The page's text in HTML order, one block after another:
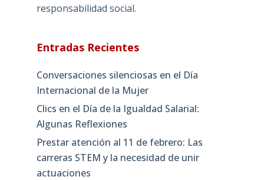
responsabilidad social.
Entradas Recientes
Conversaciones silenciosas en el Día
Internacional de la Mujer
Clics en el Día de la Igualdad Salarial:
Algunas Reflexiones
Prestar atención al 11 de febrero: Las
carreras STEM y la necesidad de unir
actuaciones